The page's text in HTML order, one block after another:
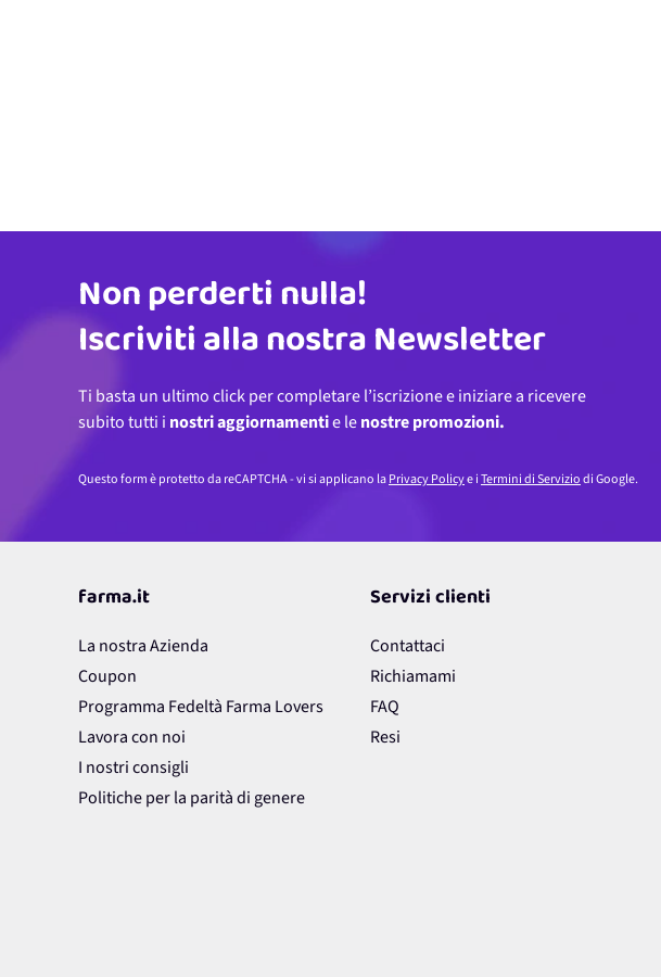
Indirizzo email
Non perderti nulla!
Iscriviti alla nostra Newsletter
Ti basta un ultimo click per completare l’iscrizione e iniziare a ricevere
subito tutti i nostri aggiornamentie lenostre promozioni.
Questo form è protetto da reCAPTCHA - vi si applicano laPrivacy Policye iTermini di Serviziodi Google.
farma.it
La nostra Azienda
Coupon
Programma Fedeltà Farma Lovers
Lavora con noi
I nostri consigli
Politiche per la parità di genere
Servizi clienti
Contattaci
Richiamami
FAQ
Resi